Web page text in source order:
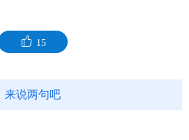
15
来说两句吧